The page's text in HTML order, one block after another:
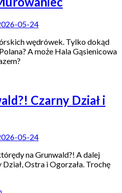
05-24
wędrówek. Tylko dokąd
A może Hala Gąsienicowa
Czarny Dział i
05-24
na Grunwald?! A dalej
Ostra i Ogorzała. Trochę